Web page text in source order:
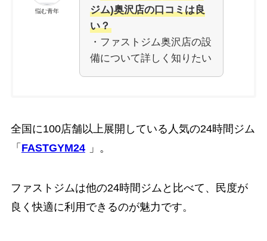
悩む青年
ジム)奥沢店の口コミは良
い？
・ファストジム奥沢店の設
備について詳しく知りたい
全国に100店舗以上展開している人気の24時間ジム
「 FASTGYM24 」。
ファストジムは他の24時間ジムと比べて、民度が
良く快適に利用できるのが魅力です。